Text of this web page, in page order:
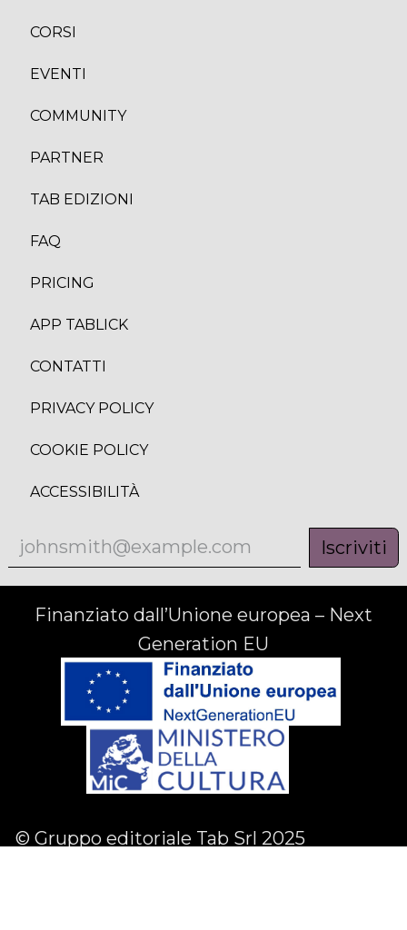
CORSI
EVENTI
COMMUNITY
PARTNER
TAB EDIZIONI
FAQ
PRICING
APP TABLICK
CONTATTI
PRIVACY POLICY
COOKIE POLICY
ACCESSIBILITÀ
Iscriviti
Finanziato dall’Unione europea – Next
Generation EU
© Gruppo editoriale Tab Srl 2025